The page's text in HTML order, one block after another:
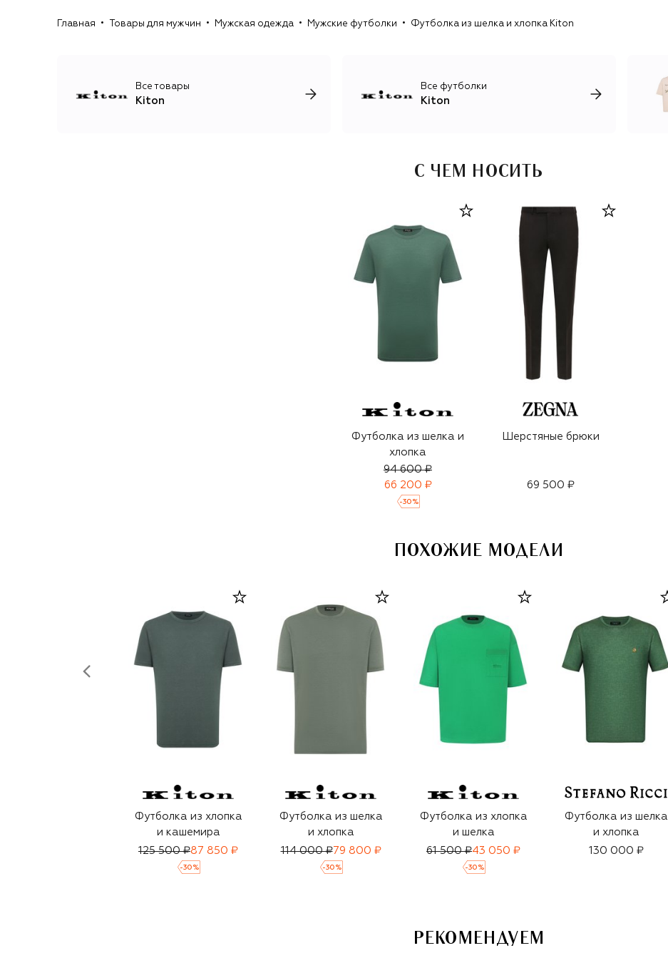
качества, сопоставимого с индивидуальным пошивом.
Главная Товары для мужчин Мужская одежда Мужские футболки Футболка из шелка и хлопка Kiton
Все товары
Kiton
Все футболки
Kiton
С ЧЕМ НОСИТЬ
Футболка из шелка и
хлопка
94 600 ₽
66 200 ₽
-30 %
Шерстяные брюки
69 500 ₽
ПОХОЖИЕ МОДЕЛИ
Футболка из хлопка
и кашемира
125 500 ₽87 850 ₽
-30 %
Футболка из шелка
и хлопка
114 000 ₽79 800 ₽
-30 %
Футболка из хлопка
и шелка
61 500 ₽43 050 ₽
-30 %
Футболка из шелка
и хлопка
130 000 ₽
РЕКОМЕНДУЕМ